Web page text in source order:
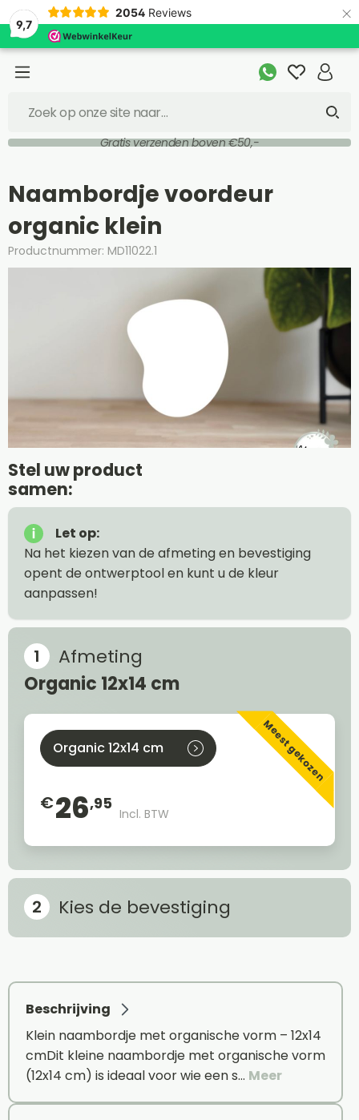
9,7
2054 Reviews ×
Gratis verzenden boven €50,-
Naambordje voordeur
organic klein
Productnummer: MD11022.1
Stel uw product
samen:
Let op:
Na het kiezen van de afmeting en bevestiging
opent de ontwerptool en kunt u de kleur
aanpassen!
Afmeting
Organic 12x14 cm
Meest gekozen
Organic 12x14 cm
€26,95
Incl. BTW
Kies de bevestiging
Beschrijving
Klein naambordje met organische vorm – 12x14
cmDit kleine naambordje met organische vorm
(12x14 cm) is ideaal voor wie een s… Meer